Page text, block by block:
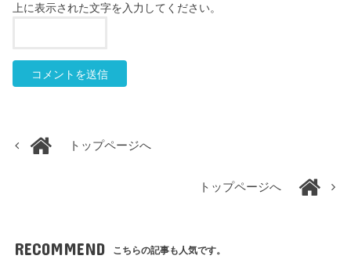
上に表示された文字を入力してください。
トップページへ
トップページへ
RECOMMEND こちらの記事も人気です。